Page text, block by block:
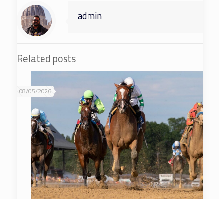
admin
Related posts
08/05/2026